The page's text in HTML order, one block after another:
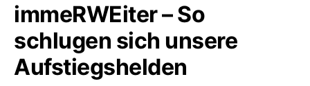
immeRWEiter – So
schlugen sich unsere
Aufstiegshelden